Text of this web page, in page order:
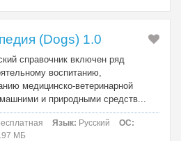
(Dogs) 1.0
справочник включен ряд
воспитанию,
медицинско-ветеринарной
и природными средств...
Язык: Русский
ОС:
МБ